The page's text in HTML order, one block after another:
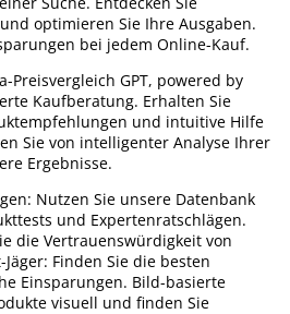
optimieren Sie Ihre Ausgaben.
bei jedem Online-Kauf.
Preisvergleich GPT, powered by
Kaufberatung. Erhalten Sie
und intuitive Hilfe
Sie von intelligenter Analyse Ihrer
Ergebnisse.
Nutzen Sie unsere Datenbank
und Expertenratschlägen.
die Vertrauenswürdigkeit von
Finden Sie die besten
Einsparungen. Bild-basierte
visuell und finden Sie